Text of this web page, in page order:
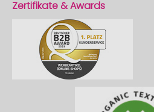
Zertifikate & Awards